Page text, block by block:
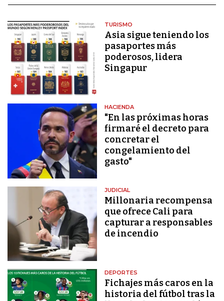
TURISMO
Asia sigue teniendo los
pasaportes más
poderosos, lidera
Singapur
HACIENDA
"En las próximas horas
firmaré el decreto para
concretar el
congelamiento del
gasto"
JUDICIAL
Millonaria recompensa
que ofrece Cali para
capturar a responsables
de incendio
DEPORTES
Fichajes más caros en la
historia del fútbol tras la